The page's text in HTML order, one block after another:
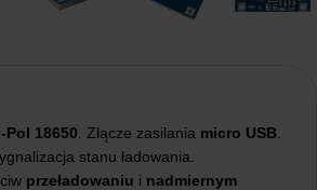
18650 . Złącze zasilania micro USB
stanu ładowania.
przeładowaniu i nadmiernym